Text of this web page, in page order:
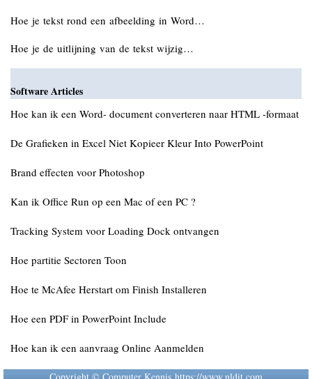
Hoe je tekst rond een afbeelding in Word…
Hoe je de uitlijning van de tekst wijzig…
Software Articles
Hoe kan ik een Word- document converteren naar HTML -formaat
De Grafieken in Excel Niet Kopieer Kleur Into PowerPoint
Brand effecten voor Photoshop
Kan ik Office Run op een Mac of een PC ?
Tracking System voor Loading Dock ontvangen
Hoe partitie Sectoren Toon
Hoe te McAfee Herstart om Finish Installeren
Hoe een PDF in PowerPoint Include
Hoe kan ik een aanvraag Online Aanmelden